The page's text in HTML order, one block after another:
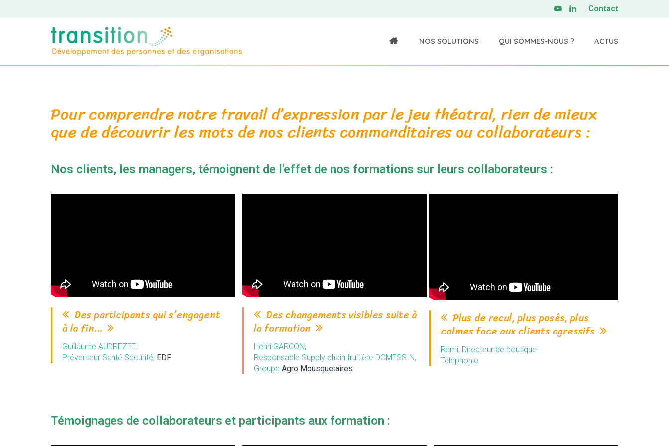
Contact
NOS SOLUTIONS QUI SOMMES-NOUS ? ACTUS
Pour comprendre notre travail d’expression par le jeu théatral, rien de mieux
que de découvrir les mots de nos clients commanditaires ou collaborateurs:
Nos clients, les managers, témoignent de l'effet de nos formations sur leurs collaborateurs :
Des participants qui s’engagent
à la fin…
Guillaume AUDREZET,
Préventeur Santé Sécurité, EDF
Des changements visibles suite à
la formation
Henri GARCON,
Responsable Supply chain fruitière DOMESSIN,
Groupe Agro Mousquetaires
Plus de recul, plus posés, plus
calmes face aux clients agressifs
Rémi, Directeur de boutique
Téléphonie
Témoignages de collaborateurs et participants aux formation :